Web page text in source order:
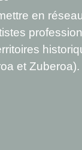
en
et Zuberoa).